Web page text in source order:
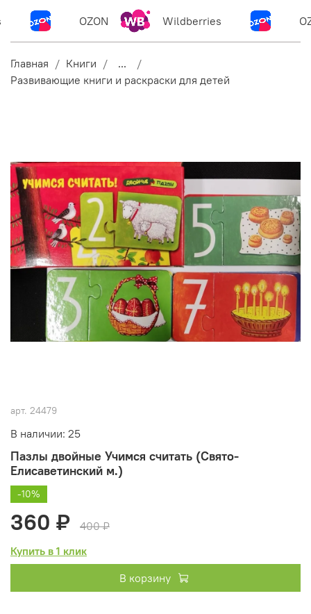
OZON Wildberries
Главная Книги
...
Развивающие книги и раскраски для детей
арт. 24479
В наличии: 25
Пазлы двойные Учимся считать (Свято-
Елисаветинский м.)
-10%
360 ₽
400 ₽
Купить в 1 клик
В корзину